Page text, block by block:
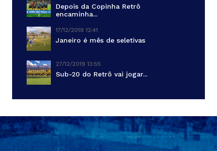
Depois da Copinha Retrô
encaminha...
17/12/2019 12:41
Janeiro é mês de seletivas
27/12/2019 13:55
Sub-20 do Retrô vai jogar...